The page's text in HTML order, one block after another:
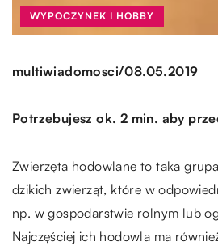
WYPOCZYNEK I HOBBY
multiwiadomosci/08.05.2019
Potrzebujesz ok. 2 min. aby
Zwierzęta hodowlane to taka
dzikich zwierząt, które w
np. w gospodarstwie rolnym lub
Najczęściej ich hodowla ma